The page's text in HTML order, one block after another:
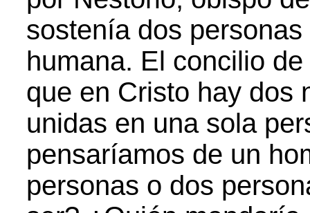
sostenía dos
humana. El concilio
que en Cristo hay dos
unidas en una sola
pensaríamos de un
personas o dos